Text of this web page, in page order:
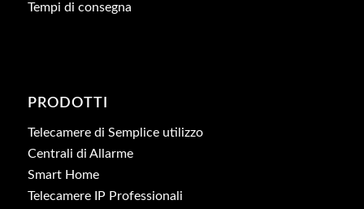
Tempi di consegna
PRODOTTI
Telecamere di Semplice utilizzo
Centrali di Allarme
Smart Home
Telecamere IP Professionali